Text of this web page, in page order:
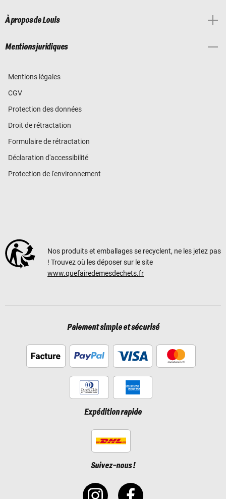
À propos de Louis
Mentions juridiques
Mentions légales
CGV
Protection des données
Droit de rétractation
Formulaire de rétractation
Déclaration d'accessibilité
Protection de l'environnement
Nos produits et emballages se recyclent, ne les jetez pas
! Trouvez où les déposer sur le site
www.quefairedemesdechets.fr
Paiement simple et sécurisé
Expédition rapide
Suivez-nous !